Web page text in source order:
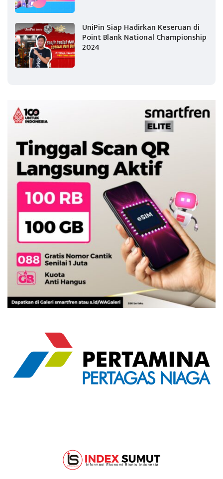
UniPin Siap Hadirkan Keseruan di
Point Blank National Championship
2024